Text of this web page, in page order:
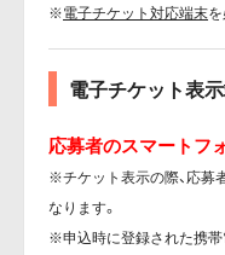
※電子チケット対応端末
電子チケット表
応募者のスマートフ
※チケット表示の際、応募
なります。
※申込時に登録された携帯